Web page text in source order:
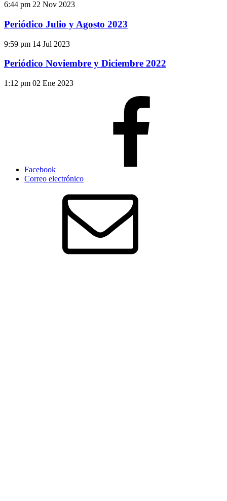
6:44 pm 22 Nov 2023
Periódico Julio y Agosto 2023
9:59 pm 14 Jul 2023
Periódico Noviembre y Diciembre 2022
1:12 pm 02 Ene 2023
Facebook
Correo electrónico